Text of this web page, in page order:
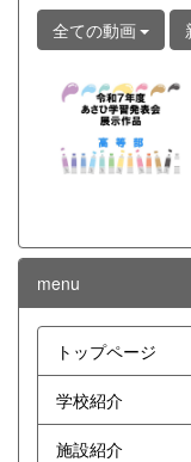
全ての動画
menu
トップページ
学校紹介
施設紹介